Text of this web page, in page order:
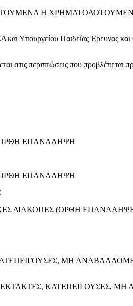
Η
Παιδείας Έρευνας και
που προβλέπεται
ΟΡΘΗ ΕΠΑΝΑΛΗΨΗ
ΟΡΘΗ ΕΠΑΝΑΛΗΨΗ
ΔΙΑΚΟΠΕΣ (ΟΡΘΗ
ΜΗ
ΚΑΤΕΠΕΙΓΟΥΣΕΣ,